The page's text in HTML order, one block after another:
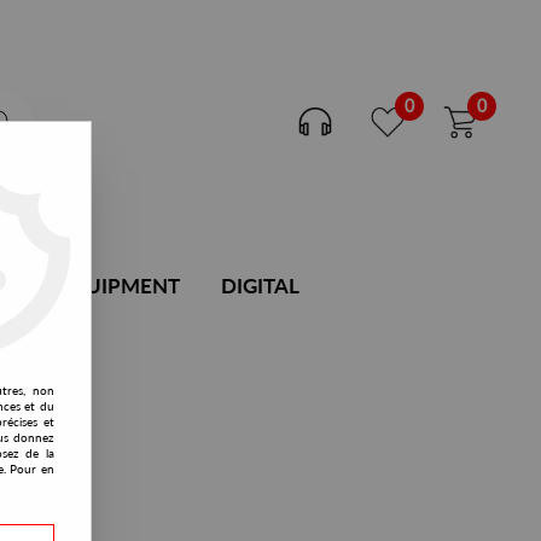
0 0
DJ EQUIPMENT DIGITAL
non
et du
et
donnez
de la
Pour en